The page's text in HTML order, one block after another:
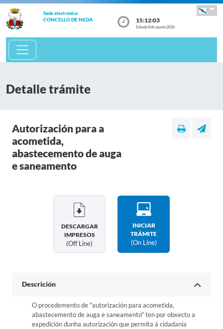
Sede electrónica
CONCELLO DE NEDA 15:12:03
Sábado 8 de agosto 2026
Detalle trámite
Autorización para a
acometida,
abastecemento de auga
e saneamento
DESCARGAR
IMPRESOS
(off Line)
INICIAR
TRÁMITE
(on Line)
Descrición
O procedemento de "autorización para acometida,
abastecemento de auga e saneamento" ten por obxecto a
expedición dunha autorización que permita á cidadanía